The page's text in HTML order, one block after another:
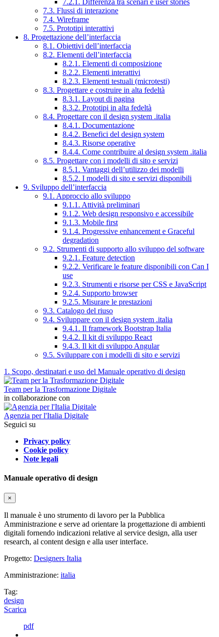
7.3. Flussi di interazione
7.4. Wireframe
7.5. Prototipi interattivi
8. Progettazione dell’interfaccia
8.1. Obiettivi dell’interfaccia
8.2. Elementi dell’interfaccia
8.2.1. Elementi di composizione
8.2.2. Elementi interattivi
8.2.3. Elementi testuali (microtesti)
8.3. Progettare e costruire in alta fedeltà
8.3.1. Layout di pagina
8.3.2. Prototipi in alta fedeltà
8.4. Progettare con il design system .italia
8.4.1. Documentazione
8.4.2. Benefici del design system
8.4.3. Risorse operative
8.4.4. Come contribuire al design system .italia
8.5. Progettare con i modelli di sito e servizi
8.5.1. Vantaggi dell’utilizzo dei modelli
8.5.2. I modelli di sito e servizi disponibili
9. Sviluppo dell’interfaccia
9.1. Approccio allo sviluppo
9.1.1. Attività preliminari
9.1.2. Web design responsivo e accessibile
9.1.3. Mobile first
9.1.4. Progressive enhancement e Graceful
degradation
9.2. Strumenti di supporto allo sviluppo del software
9.2.1. Feature detection
9.2.2. Verificare le feature disponibili con Can I
use
9.2.3. Strumenti e risorse per CSS e JavaScript
9.2.4. Supporto browser
9.2.5. Misurare le prestazioni
9.3. Catalogo del riuso
9.4. Sviluppare con il design system .italia
9.4.1. Il framework Bootstrap Italia
9.4.2. Il kit di sviluppo React
9.4.3. Il kit di sviluppo Angular
9.5. Sviluppare con i modelli di sito e servizi
1. Scopo, destinatari e uso del Manuale operativo di design
Team per la Trasformazione Digitale
in collaborazione con
Agenzia per l'Italia Digitale
Seguici su
Privacy policy
Cookie policy
Note legali
Manuale operativo di design
×
Il manuale è uno strumento di lavoro per la Pubblica
Amministrazione e serve ad orientare la progettazione di ambienti
digitali fornendo indicazioni relative al service design, alla user
research, al content design e alla user interface.
Progetto: Designers Italia
Amministrazione: italia
Tag:
design
Scarica
pdf